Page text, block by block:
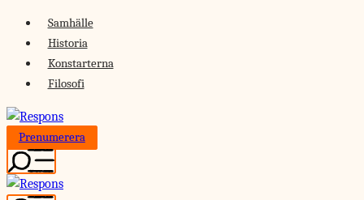
Skip
content
Samhälle
Historia
Konstarterna
Filosofi
Prenumerera